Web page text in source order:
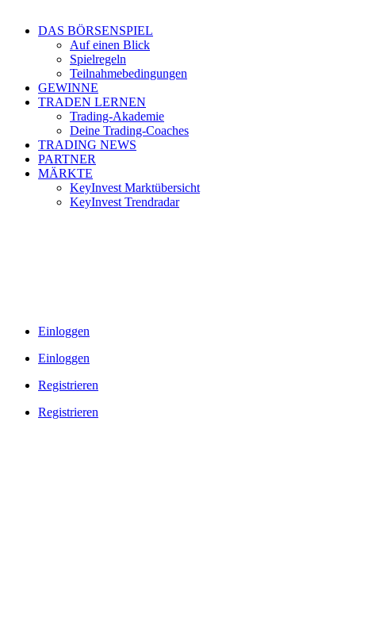
DAS BÖRSENSPIEL
Auf einen Blick
Spielregeln
Teilnahmebedingungen
GEWINNE
TRADEN LERNEN
Trading-Akademie
Deine Trading-Coaches
TRADING NEWS
PARTNER
MÄRKTE
KeyInvest Marktübersicht
KeyInvest Trendradar
Einloggen
Einloggen
Registrieren
Registrieren